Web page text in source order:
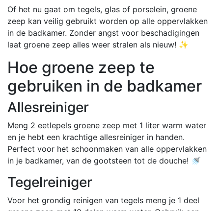
Of het nu gaat om tegels, glas of porselein, groene
zeep kan veilig gebruikt worden op alle oppervlakken
in de badkamer. Zonder angst voor beschadigingen
laat groene zeep alles weer stralen als nieuw! ✨
Hoe groene zeep te
gebruiken in de badkamer
Allesreiniger
Meng 2 eetlepels groene zeep met 1 liter warm water
en je hebt een krachtige allesreiniger in handen.
Perfect voor het schoonmaken van alle oppervlakken
in je badkamer, van de gootsteen tot de douche! 🚿
Tegelreiniger
Voor het grondig reinigen van tegels meng je 1 deel